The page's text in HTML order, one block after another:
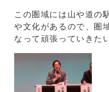
この圏域には山や道の
や文化があるので、圏
なって頑張っていきた